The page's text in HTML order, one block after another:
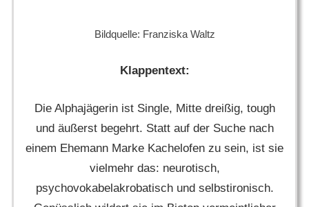
Bildquelle: Franziska Waltz
Klappentext:
Die Alphajägerin ist Single, Mitte dreißig, tough
und äußerst begehrt. Statt auf der Suche nach
einem Ehemann Marke Kachelofen zu sein, ist sie
vielmehr das: neurotisch,
psychovokabelakrobatisch und selbstironisch.